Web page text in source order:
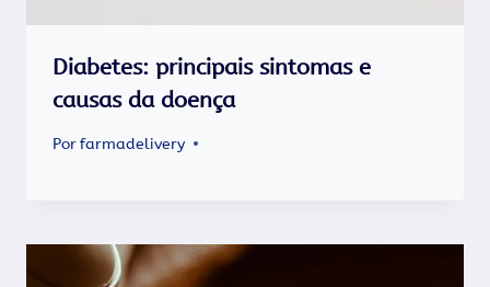
Diabetes: principais sintomas e
causas da doença
Porfarmadelivery